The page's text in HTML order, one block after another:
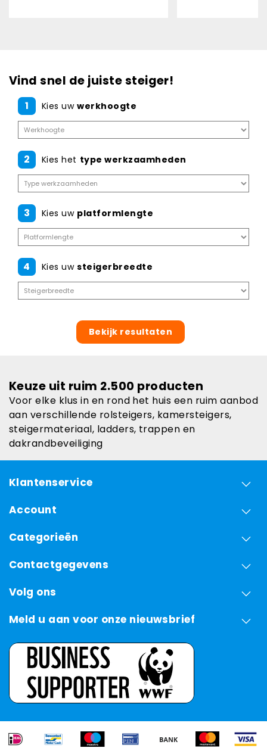
Vind snel de juiste steiger!
1 Kies uw werkhoogte
2 Kies het type werkzaamheden
3 Kies uw platformlengte
4 Kies uw steigerbreedte
Bekijk resultaten
Keuze uit ruim 2.500 producten
Voor elke klus in en rond het huis een ruim aanbod
aan verschillende rolsteigers, kamersteigers,
steigermateriaal, ladders, trappen en
dakrandbeveiliging
Klantenservice
Account
Categorieën
Contactgegevens
Volg ons
Meld u aan voor onze nieuwsbrief